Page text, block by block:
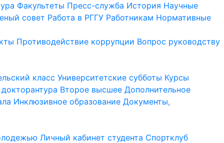
Факультеты Пресс-служба История Научные
совет Работа в РГГУ Работникам Нормативные
Противодействие коррупции Вопрос руководству
класс Университетские субботы Курсы
Второе высшее Дополнительное
Инклюзивное образование Документы,
Личный кабинет студента Спортклуб